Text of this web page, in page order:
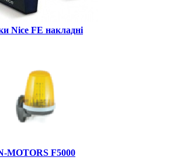
Nice FE накладні
MOTORS F5000